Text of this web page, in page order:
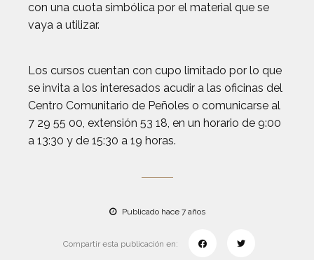
con una cuota simbólica por el material que se
vaya a utilizar.
Los cursos cuentan con cupo limitado por lo que
se invita a los interesados acudir a las oficinas del
Centro Comunitario de Peñoles o comunicarse al
7 29 55 00, extensión 53 18, en un horario de 9:00
a 13:30 y de 15:30 a 19 horas.
Publicado hace 7 años
Compartir esta publicación en: